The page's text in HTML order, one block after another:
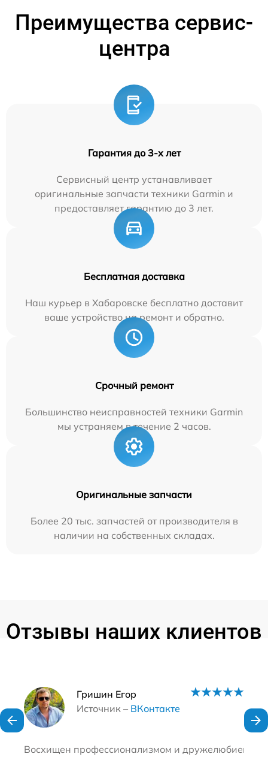
Преимущества сервис-
центра
Гарантия до 3-х лет
Сервисный центр устанавливает
оригинальные запчасти техники Garmin и
предоставляет гарантию до 3 лет.
Бесплатная доставка
Наш курьер в Хабаровске бесплатно доставит
ваше устройство на ремонт и обратно.
Срочный ремонт
Большинство неисправностей техники Garmin
мы устраняем в течение 2 часов.
Оригинальные запчасти
Более 20 тыс. запчастей от производителя в
наличии на собственных складах.
Отзывы наших клиентов
Гришин Егор
Источник – ВКонтакте
Восхищен профессионализмом и дружелюбием
Наши мастера